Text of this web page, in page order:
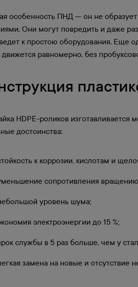
особенность ПНД — он не
Они могут повредить и даже
к простою оборудования. Еще
движется равномерно, без
HDPE-роликов изготавливается
достоинства:
к коррозии, кислотам и
сопротивления
уровень шума;
электроэнергии до 15 %;
службы в 5 раз больше, чем у
замена на новые и отсутствие